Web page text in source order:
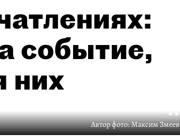
событие,
них
Автор фото:Максим Змеев